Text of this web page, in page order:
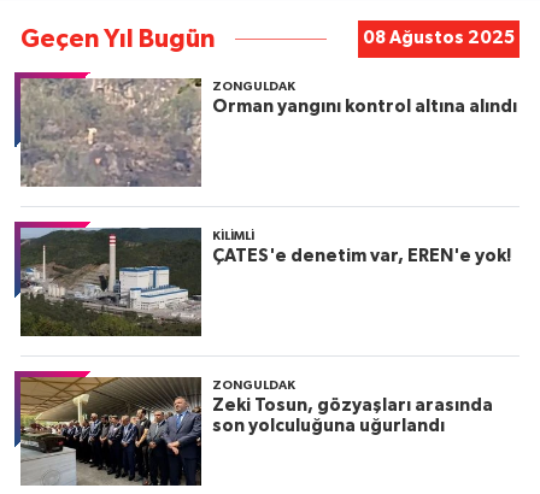
Geçen Yıl Bugün 08 Ağustos 2025
ZONGULDAK
Orman yangını kontrol altına alındı
KILIMLI
ÇATES'e denetim var, EREN'e yok!
ZONGULDAK
Zeki Tosun, gözyaşları arasında
son yolculuğuna uğurlandı